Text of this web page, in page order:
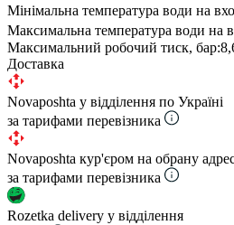
Мінімальна температура води на
Максимальна температура води на
Максимальний робочий тиск, бар:
Доставка
Novaposhta у відділення по Україні
за тарифами перевізника
Novaposhta кур'єром на обрану
за тарифами перевізника
Rozetka delivery у відділення